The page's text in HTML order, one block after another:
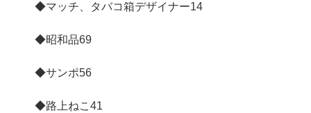
◆マッチ、タバコ箱デザイナー14
◆昭和品69
◆サンポ56
◆路上ねこ 41